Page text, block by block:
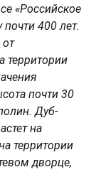
«Российское
400 лет.
территории
почти 30
Дуб-
на
территории
дворце,